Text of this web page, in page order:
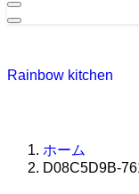
Rainbow kitchen
ホーム
D08C5D9B-